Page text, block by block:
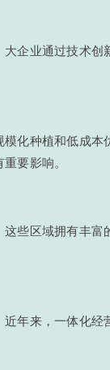
企业通过技术创
化种植和低成
要影响。
些区域拥有丰富
年来，一体化经